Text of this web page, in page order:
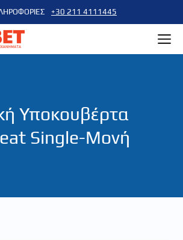
+30 211 4111445
Υποκουβέρτα
Single-Μονή